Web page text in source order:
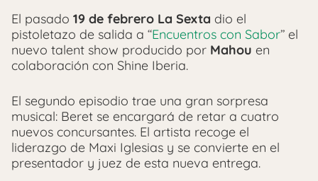
El pasado 19 de febrero La Sexta dio el
pistoletazo de salida a ‘‘Encuentros con Sabor’’ el
nuevo talent show producido por Mahou en
colaboración con Shine Iberia.
El segundo episodio trae una gran sorpresa
musical: Beret se encargará de retar a cuatro
nuevos concursantes. El artista recoge el
liderazgo de Maxi Iglesias y se convierte en el
presentador y juez de esta nueva entrega.